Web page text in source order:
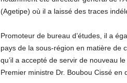
(Agetipe) où il a laissé des traces
Promoteur de bureau d’études, il a
pays de la sous-région en matière de
qu’il a accepté de servir de nouveau
Premier ministre Dr. Boubou Cissé